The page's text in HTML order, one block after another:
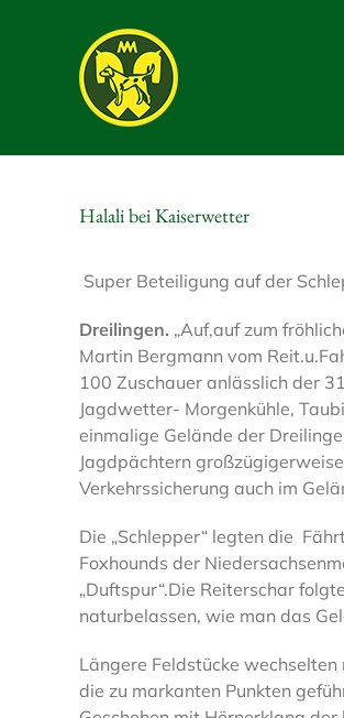
Halali bei Kaiserwetter
Super Beteiligung auf der
Dreilingen. „Auf,auf zum
Martin Bergmann vom
100 Zuschauer anlässlich der
Jagdwetter- Morgenkühle,
einmalige Gelände der
Jagdpächtern
Verkehrssicherung auch im
Die „Schlepper“ legten die
Foxhounds der
„Duftspur“.Die Reiterschar
naturbelassen, wie man das
Längere Feldstücke
die zu markanten Punkten